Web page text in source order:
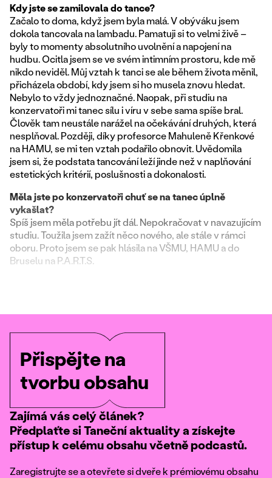
Kdy jste se zamilovala do tance?
Začalo to doma, když jsem byla malá. V obýváku jsem
dokola tancovala na lambadu. Pamatuji si to velmi živě –
byly to momenty absolutního uvolnění a napojení na
hudbu. Ocitla jsem se ve svém intimním prostoru, kde mě
nikdo neviděl. Můj vztah k tanci se ale během života měnil,
přicházela období, kdy jsem si ho musela znovu hledat.
Nebylo to vždy jednoznačné. Naopak, při studiu na
konzervatoři mi tanec sílu i víru v sebe sama spíše bral.
Člověk tam neustále narážel na očekávání druhých, která
nesplňoval. Později, díky profesorce Mahuleně Křenkové
na HAMU, se mi ten vztah podařilo obnovit. Uvědomila
jsem si, že podstata tancování leží jinde než v naplňování
estetických kritérií, poslušnosti a dokonalosti.
Měla jste po konzervatoři chuť se na tanec úplně
vykašlat?
Spíš jsem měla potřebu jít dál. Nepokračovat v navazujícím
studiu. Toužila jsem zažít něco nového, ale stále v rámci
oboru. Proto jsem se pak hlásila na VŠMU, HAMU a do
Bruselu na P.A.R.T.S.
Přispějte na
tvorbu obsahu
Zajímá vás celý článek?
Předplaťte si Taneční aktuality a získejte
přístup k celému obsahu včetně podcastů.
Zaregistrujte se a otevřete si dveře k prémiovému obsahu